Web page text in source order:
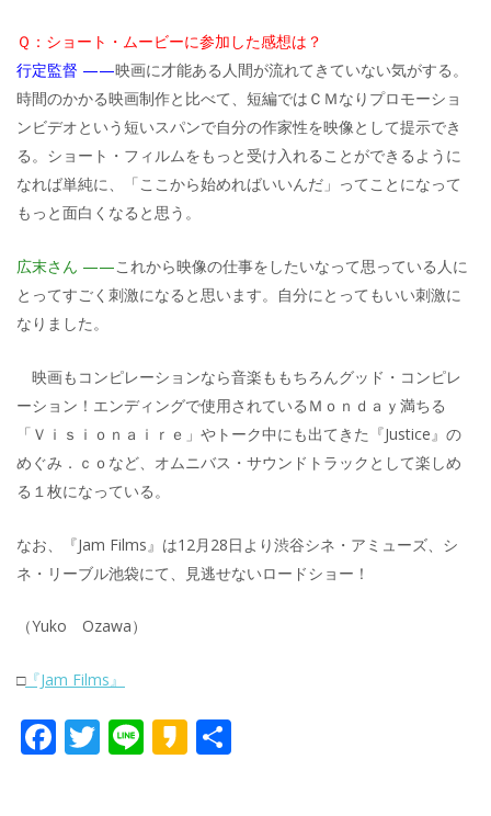
Ｑ：ショート・ムービーに参加した感想は？
行定監督 ——映画に才能ある人間が流れてきていない気がする。
時間のかかる映画制作と比べて、短編ではＣＭなりプロモーショ
ンビデオという短いスパンで自分の作家性を映像として提示でき
る。ショート・フィルムをもっと受け入れることができるように
なれば単純に、「ここから始めればいいんだ」ってことになって
もっと面白くなると思う。
広末さん ——これから映像の仕事をしたいなって思っている人に
とってすごく刺激になると思います。自分にとってもいい刺激に
なりました。
映画もコンピレーションなら音楽ももちろんグッド・コンピレ
ーション！エンディングで使用されているＭｏｎｄａｙ満ちる
「Ｖｉｓｉｏｎａｉｒｅ」やトーク中にも出てきた『Justice』の
めぐみ．ｃｏなど、オムニバス・サウンドトラックとして楽しめ
る１枚になっている。
なお、『Jam Films』は12月28日より渋谷シネ・アミューズ、シ
ネ・リーブル池袋にて、見逃せないロードショー！
（Yuko Ozawa）
□『Jam Films』
F T Li K